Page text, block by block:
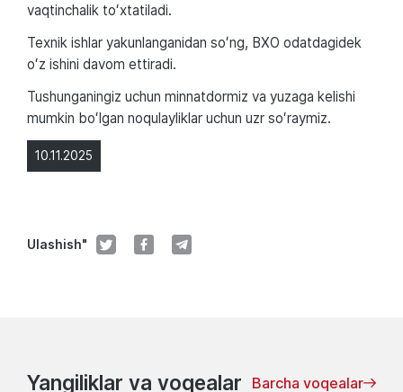
10.11.2025
Ulashish"
vaqtinchalik toʻxtatiladi.
Texnik ishlar yakunlanganidan soʻng, BXO odatdagidek
oʻz ishini davom ettiradi.
Tushunganingiz uchun minnatdormiz va yuzaga kelishi
mumkin boʻlgan noqulayliklar uchun uzr soʻraymiz.
Yangiliklar va voqealar Barcha voqealar